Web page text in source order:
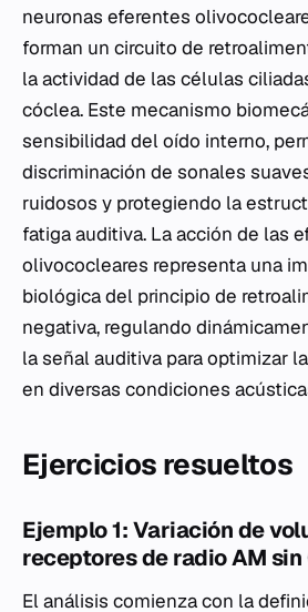
neuronas eferentes
forman un circuito de
la actividad de las células
cóclea. Este mecanismo
sensibilidad del oído interno,
discriminación de sonales
ruidosos y protegiendo la
fatiga auditiva. La acción de las
olivococleares representa una
biológica del principio de
negativa, regulando
la señal auditiva para optimizar
en diversas condiciones
Ejercicios resueltos
Ejemplo 1: Variación de
receptores de radio AM sin
El análisis comienza con la